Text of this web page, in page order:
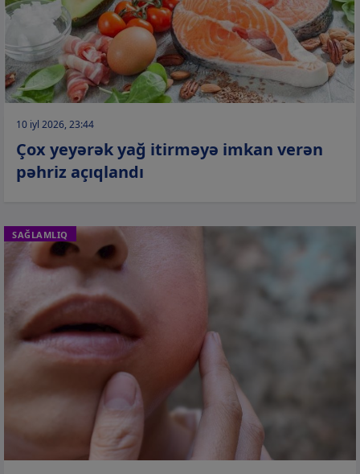
10 iyl 2026, 23:44
Çox yeyərək yağ itirməyə imkan verən
pəhriz açıqlandı
SAĞLAMLIQ